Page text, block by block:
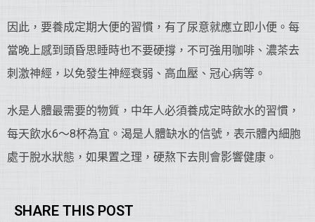
因此，要養成定期大便的習慣，有了尿意就應立即小便。每
當晚上感到頭昏思睡時也不要硬撐，不可強用咖啡、濃茶去
刺激神經，以免發生神經衰弱、高血壓、冠心病等。
水是人體最需要的物質，中年人必須養成定時飲水的習慣，
每天飲水6～8杯為宜。渴是人體缺水的信號，表示體內細胞
處于脫水狀態，如果置之理，硬熬下去則會影響健康。
SHARE THIS POST